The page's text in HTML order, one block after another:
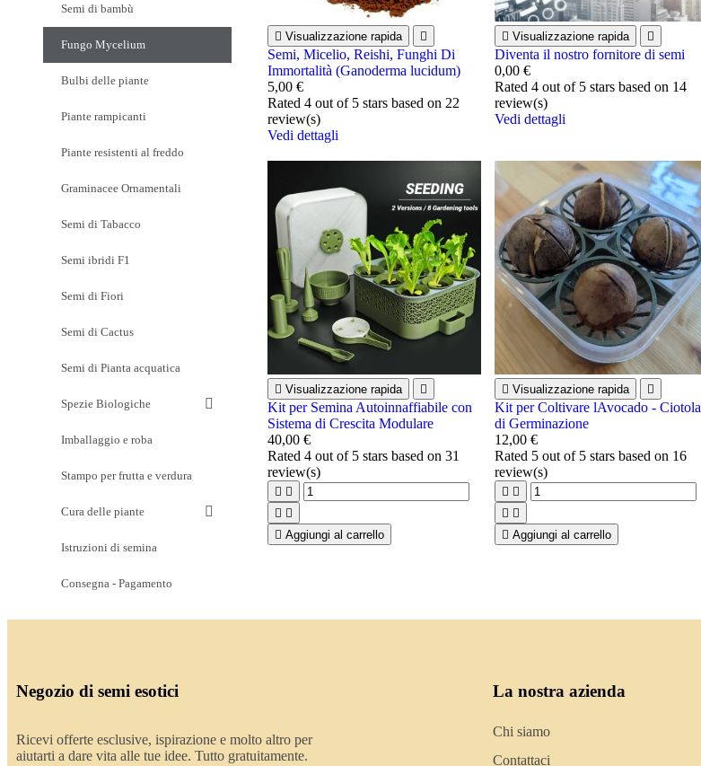
Semi di bambù
Fungo Mycelium
Bulbi delle piante
Piante rampicanti
Piante resistenti al freddo
Graminacee Ornamentali
Semi di Tabacco
Semi ibridi F1
Semi di Fiori
Semi di Cactus
Semi di Pianta acquatica
Spezie Biologiche
Imballaggio e roba
Stampo per frutta e verdura
Cura delle piante
Istruzioni di semina
Consegna - Pagamento
 Visualizzazione rapida 
Semi, Micelio, Reishi, Funghi Di
Immortalità (Ganoderma lucidum)
5,00 €
Rated 4out of 5 stars based on 22
review(s)
Vedi dettagli
 Visualizzazione rapida 
Diventa il nostro fornitore di semi
0,00 €
Rated 4out of 5 stars based on 14
review(s)
Vedi dettagli
 Visualizzazione rapida 
Kit per Semina Autoinnaffiabile con
Sistema di Crescita Modulare
40,00 €
Rated 4out of 5 stars based on 31
review(s)
 
 
 Aggiungi al carrello
 Visualizzazione rapida 
Kit per Coltivare lAvocado - Ciotola
di Germinazione
12,00 €
Rated 5out of 5 stars based on 16
review(s)
 
 
 Aggiungi al carrello
Negozio di semi esotici
Ricevi offerte esclusive, ispirazione e molto altro per
aiutarti a dare vita alle tue idee. Tutto gratuitamente.
La nostra azienda
Chi siamo
Contattaci